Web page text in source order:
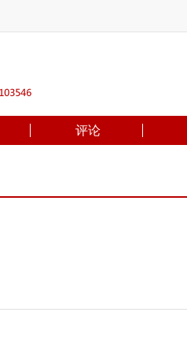
评论